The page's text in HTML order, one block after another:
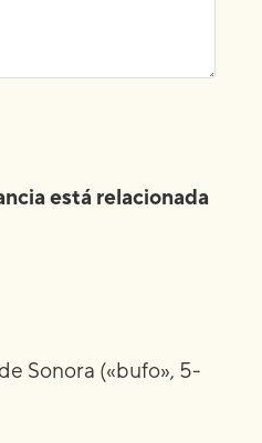
está relacionada
Sonora («bufo», 5-